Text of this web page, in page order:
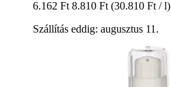
6.162 Ft 8.810 Ft (30.810 Ft / l)
Szállítás eddig: augusztus 11.